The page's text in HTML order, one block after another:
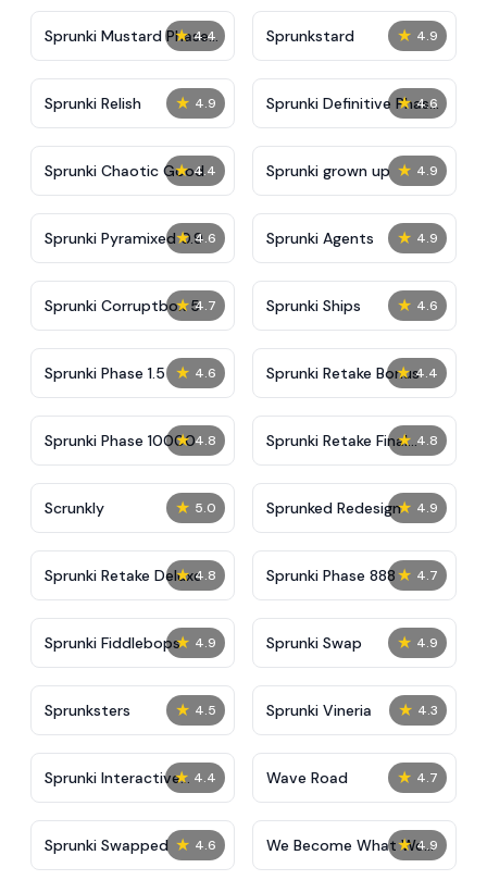
★ 4.4
Sprunki Mustard Phase
2
★ 4.9
Sprunkstard
★ 4.9
Sprunki Relish ★ 4.6
Sprunki Definitive Phase
7
★ 4.4
Sprunki Chaotic Good ★ 4.9
Sprunki grown up
★ 4.6
Sprunki Pyramixed 0.9 ★ 4.9
Sprunki Agents
★ 4.7
Sprunki Corruptbox 5 ★ 4.6
Sprunki Ships
★ 4.6
Sprunki Phase 1.5 ★ 4.4
Sprunki Retake Bonus
★ 4.8
Sprunki Phase 10000 ★ 4.8
Sprunki Retake Final
Update
★ 5.0
Scrunkly ★ 4.9
Sprunked Redesign
★ 4.8
Sprunki Retake Deluxe ★ 4.7
Sprunki Phase 888
★ 4.9
Sprunki Fiddlebops ★ 4.9
Sprunki Swap
★ 4.5
Sprunksters ★ 4.3
Sprunki Vineria
★ 4.4
Sprunki Interactive
Tunner
★ 4.7
Wave Road
★ 4.6
Sprunki Swapped ★ 4.9
We Become What We
Behold